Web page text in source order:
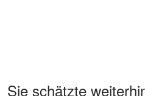
Sie schätzte